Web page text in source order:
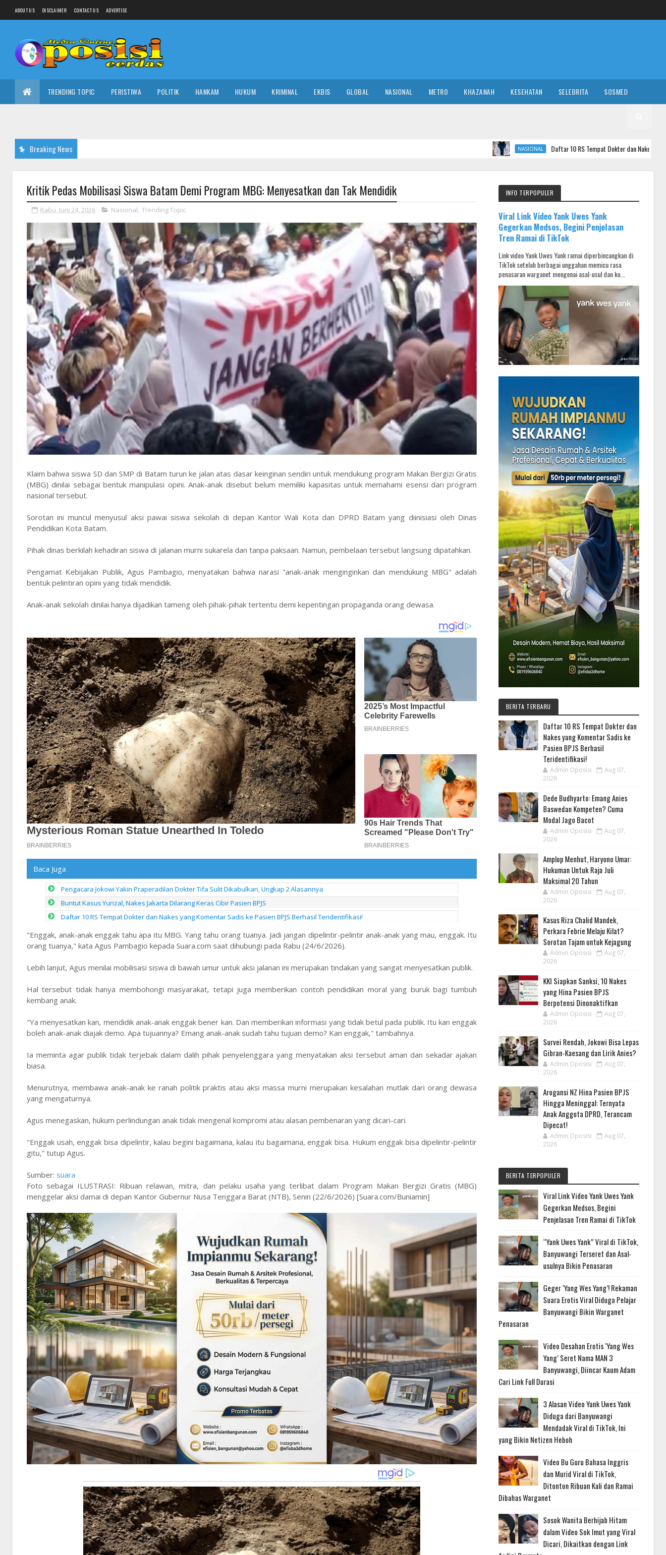
ABOUT US DISCLAIMER CONTACT US ADVERTISE
TRENDING TOPIC PERISTIWA POLITIK HANKAM HUKUM KRIMINAL EKBIS GLOBAL NASIONAL METRO KHAZANAH KESEHATAN SELEBRITA SOSMED
Breaking News NASIONAL Daftar 10 RS Tempat Dokter dan Nakes yang Komentar
Kritik Pedas Mobilisasi Siswa Batam Demi Program MBG: Menyesatkan dan Tak Mendidik
Rabu, Juni 24, 2026 Nasional, Trending Topic
Klaim bahwa siswa SD dan SMP di Batam turun ke jalan atas dasar keinginan sendiri untuk mendukung program Makan Bergizi Gratis
(MBG) dinilai sebagai bentuk manipulasi opini. Anak-anak disebut belum memiliki kapasitas untuk memahami esensi dari program
nasional tersebut.
Sorotan ini muncul menyusul aksi pawai siswa sekolah di depan Kantor Wali Kota dan DPRD Batam yang diinisiasi oleh Dinas
Pendidikan Kota Batam.
Pihak dinas berkilah kehadiran siswa di jalanan murni sukarela dan tanpa paksaan. Namun, pembelaan tersebut langsung dipatahkan.
Pengamat Kebijakan Publik, Agus Pambagio, menyatakan bahwa narasi "anak-anak menginginkan dan mendukung MBG" adalah
bentuk pelintiran opini yang tidak mendidik.
Anak-anak sekolah dinilai hanya dijadikan tameng oleh pihak-pihak tertentu demi kepentingan propaganda orang dewasa.
Baca Juga
Pengacara Jokowi Yakin Praperadilan Dokter Tifa Sulit Dikabulkan, Ungkap 2 Alasannya
Buntut Kasus Yurizal, Nakes Jakarta Dilarang Keras Cibir Pasien BPJS
Daftar 10 RS Tempat Dokter dan Nakes yang Komentar Sadis ke Pasien BPJS Berhasil Teridentifikasi!
"Enggak, anak-anak enggak tahu apa itu MBG. Yang tahu orang tuanya. Jadi jangan dipelintir-pelintir anak-anak yang mau, enggak. Itu
orang tuanya," kata Agus Pambagio kepada Suara.com saat dihubungi pada Rabu (24/6/2026).
Lebih lanjut, Agus menilai mobilisasi siswa di bawah umur untuk aksi jalanan ini merupakan tindakan yang sangat menyesatkan publik.
Hal tersebut tidak hanya membohongi masyarakat, tetapi juga memberikan contoh pendidikan moral yang buruk bagi tumbuh
kembang anak.
"Ya menyesatkan kan, mendidik anak-anak enggak bener kan. Dan memberikan informasi yang tidak betul pada publik. Itu kan enggak
boleh anak-anak diajak demo. Apa tujuannya? Emang anak-anak sudah tahu tujuan demo? Kan enggak," tambahnya.
Ia meminta agar publik tidak terjebak dalam dalih pihak penyelenggara yang menyatakan aksi tersebut aman dan sekadar ajakan
biasa.
Menurutnya, membawa anak-anak ke ranah politik praktis atau aksi massa murni merupakan kesalahan mutlak dari orang dewasa
yang mengaturnya.
Agus menegaskan, hukum perlindungan anak tidak mengenal kompromi atau alasan pembenaran yang dicari-cari.
"Enggak usah, enggak bisa dipelintir, kalau begini bagaimana, kalau itu bagaimana, enggak bisa. Hukum enggak bisa dipelintir-pelintir
gitu," tutup Agus.
Sumber: suara
Foto sebagai ILUSTRASI: Ribuan relawan, mitra, dan pelaku usaha yang terlibat dalam Program Makan Bergizi Gratis (MBG)
menggelar aksi damai di depan Kantor Gubernur Nusa Tenggara Barat (NTB), Senin (22/6/2026) [Suara.com/Buniamin]
INFO TERPOPULER
Viral Link Video Yank Uwes Yank
Gegerkan Medsos, Begini Penjelasan
Tren Ramai di TikTok
Link video Yank Uwes Yank ramai diperbincangkan di
TikTok setelah berbagai unggahan memicu rasa
penasaran warganet mengenai asal-usul dan ko...
BERITA TERBARU
Daftar 10 RS Tempat Dokter dan
Nakes yang Komentar Sadis ke
Pasien BPJS Berhasil
Teridentifikasi!
Admin Oposisi
Aug 07,
2026
Dede Budhyarto: Emang Anies
Baswedan Kompeten? Cuma
Modal Jago Bacot
Admin Oposisi
Aug 07,
2026
Amplop Menhut, Haryono Umar:
Hukuman Untuk Raja Juli
Maksimal 20 Tahun
Admin Oposisi
Aug 07,
2026
Kasus Riza Chalid Mandek,
Perkara Febrie Melaju Kilat?
Sorotan Tajam untuk Kejagung
Admin Oposisi
Aug 07,
2026
KKI Siapkan Sanksi, 10 Nakes
yang Hina Pasien BPJS
Berpotensi Dinonaktifkan
Admin Oposisi
Aug 07,
2026
Survei Rendah, Jokowi Bisa Lepas
Gibran-Kaesang dan Lirik Anies?
Admin Oposisi
Aug 07,
2026
Arogansi NZ Hina Pasien BPJS
Hingga Meninggal: Ternyata
Anak Anggota DPRD, Terancam
Dipecat!
Admin Oposisi
Aug 07,
2026
BERITA TERPOPULER
Viral Link Video Yank Uwes Yank
Gegerkan Medsos, Begini
Penjelasan Tren Ramai di TikTok
“Yank Uwes Yank” Viral di TikTok,
Banyuwangi Terseret dan Asal-
usulnya Bikin Penasaran
Geger ‘Yang Wes Yang’! Rekaman
Suara Erotis Viral Diduga Pelajar
Banyuwangi Bikin Warganet
Penasaran
Video Desahan Erotis ‘Yang Wes
Yang’ Seret Nama MAN 3
Banyuwangi, Diincar Kaum Adam
Cari Link Full Durasi
3 Alasan Video Yank Uwes Yank
Diduga dari Banyuwangi
Mendadak Viral di TikTok, Ini
yang Bikin Netizen Heboh
Video Bu Guru Bahasa Inggris
dan Murid Viral di TikTok,
Ditonton Ribuan Kali dan Ramai
Dibahas Warganet
Sosok Wanita Berhijab Hitam
dalam Video Sok Imut yang Viral
Dicari, Dikaitkan dengan Link